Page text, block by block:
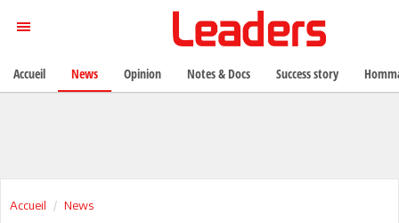
Accueil News
Accueil News Opinion Notes & Docs Success story